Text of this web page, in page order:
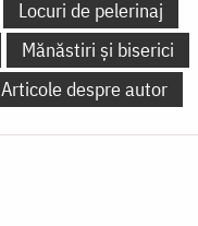
Locuri de pelerinaj
Mănăstiri și biserici
Articole despre autor